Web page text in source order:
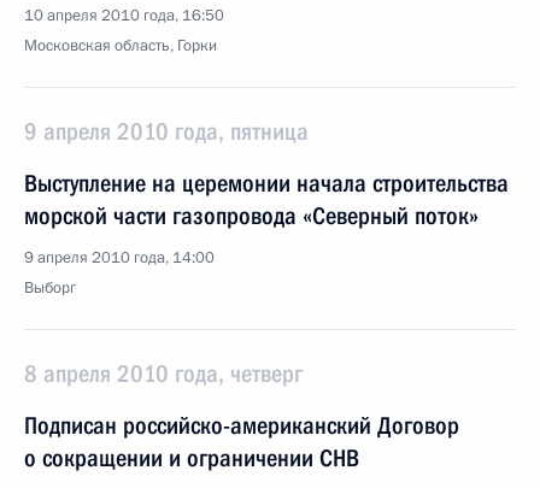
10 апреля 2010 года, 16:50
Московская область, Горки
9 апреля 2010 года, пятница
Выступление на церемонии начала строительства
морской части газопровода «Северный поток»
9 апреля 2010 года, 14:00
Выборг
8 апреля 2010 года, четверг
Подписан российско-американский Договор
о сокращении и ограничении СНВ